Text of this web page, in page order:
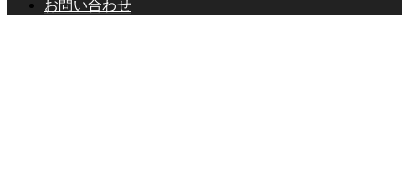
お問い合わせ